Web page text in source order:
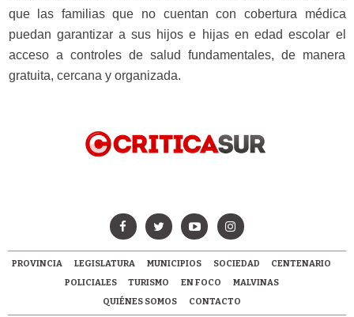
que las familias que no cuentan con cobertura médica
puedan garantizar a sus hijos e hijas en edad escolar el
acceso a controles de salud fundamentales, de manera
gratuita, cercana y organizada.
PROVINCIA LEGISLATURA MUNICIPIOS SOCIEDAD
CENTENARIO
POLICIALES
TURISMO EN FOCO
MALVINAS
QUIÉNES SOMOS
CONTACTO